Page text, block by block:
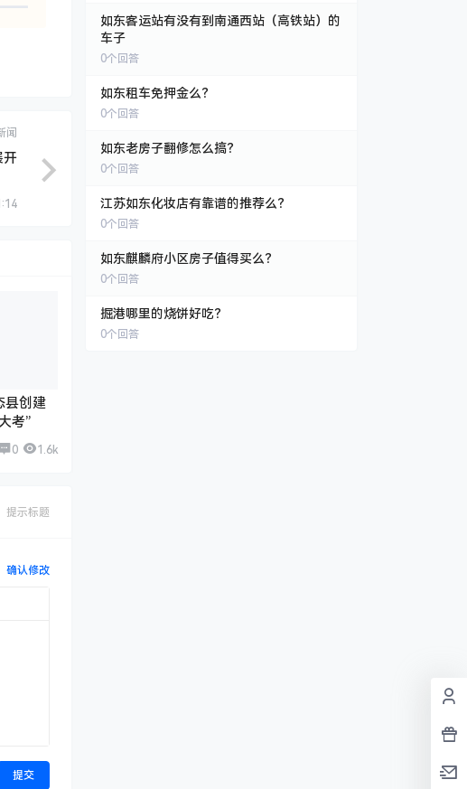
闻
开
县创建
考”
0 1.6k
提示标题
确认修改
提交
如东客运站有没有到南通西站（高铁站）的
车子
0个回答
如东租车免押金么？
0个回答
如东老房子翻修怎么搞？
0个回答
江苏如东化妆店有靠谱的推荐么？
0个回答
如东麒麟府小区房子值得买么？
0个回答
掘港哪里的烧饼好吃？
0个回答